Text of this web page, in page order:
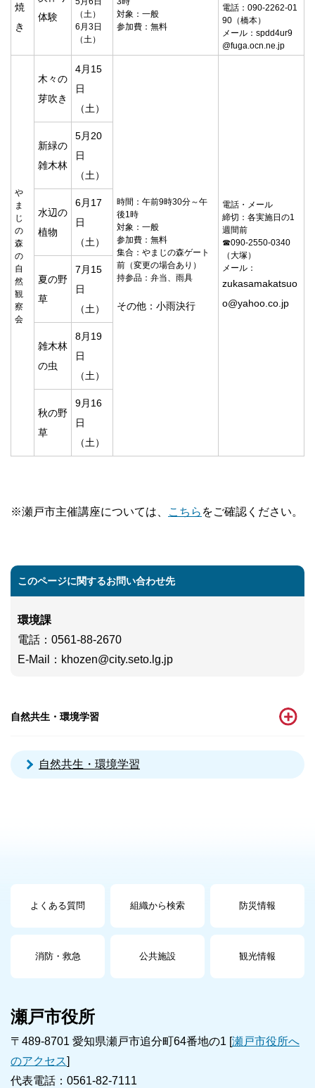
焼
き
体験
（土）
6月3日
（土）
対象：一般
参加費：無料
電話：090-2262-01
90（橋本）
メール： spdd4ur9
@fuga.ocn.ne.jp
や
ま
じ
の
森
の
自
然
観
察
会
木々の
芽吹き
4月15
日
（土）
時間：午前9時30分～午
後1時
対象：一般
参加費：無料
集合：やまじの森ゲート
前（変更の場合あり）
持参品：弁当、雨具
その他：小雨決行
電話・メール
締切： 各実施日の1
週間前
☎090-2550-0340
（大塚）
メール：
zukasamakatsuo
o@yahoo.co.jp
新緑の
雑木林
5月20
日
（土）
水辺の
植物
6月17
日
（土）
夏の野
草
7月15
日
（土）
雑木林
の虫
8月19
日
（土）
秋の野
草
9月16
日
（土）
※瀬戸市主催講座については、 こちら をご確認ください。
このページに関するお問い合わせ先
環境課
電話 ：0561-88-2670
E-Mail
： khozen@city.seto.lg.jp
自然共生・環境学習
自然共生・環境学習
よくある質問 組織から検索 防災情報
消防・救急 公共施設 観光情報
瀬戸市役所
〒489-8701 愛知県瀬戸市追分町64番地の1 [瀬戸市役所へ
のアクセス]
代表電話：0561-82-7111